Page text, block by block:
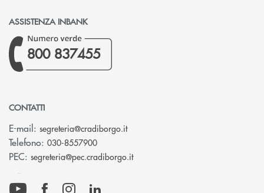
ASSISTENZA INBANK
800 837455
CONTATTI
E-mail: segreteria@cradiborgo.it(si apre l’app di posta elettronica)
Telefono: 030-8557900
PEC: segreteria@pec.cradiborgo.it(si apre l’app di posta